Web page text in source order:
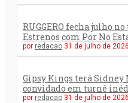
RUGGERO fecha julho
Estrenos com Por No
por redacao 31 de julho de 2026
Gipsy Kings terá Sidney
convidado em turnê
por redacao 31 de julho de 2026